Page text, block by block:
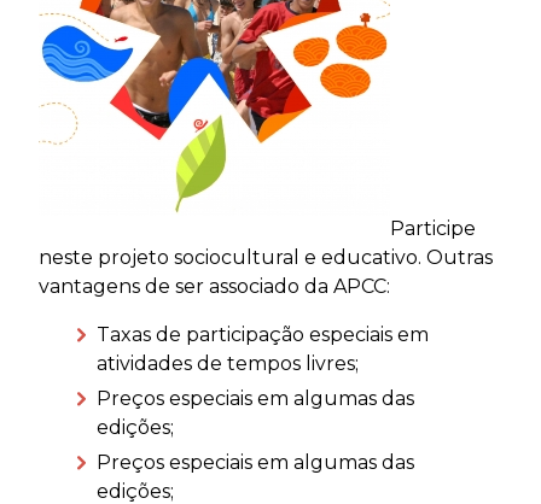
Participe
neste projeto sociocultural e educativo. Outras
vantagens de ser associado da APCC:
Taxas de participação especiais em
atividades de tempos livres;
Preços especiais em algumas das
edições;
Preços especiais em algumas das
edições;